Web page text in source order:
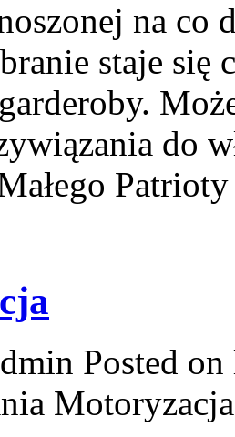
na co
staje się
do
Posted
Motoryzacja